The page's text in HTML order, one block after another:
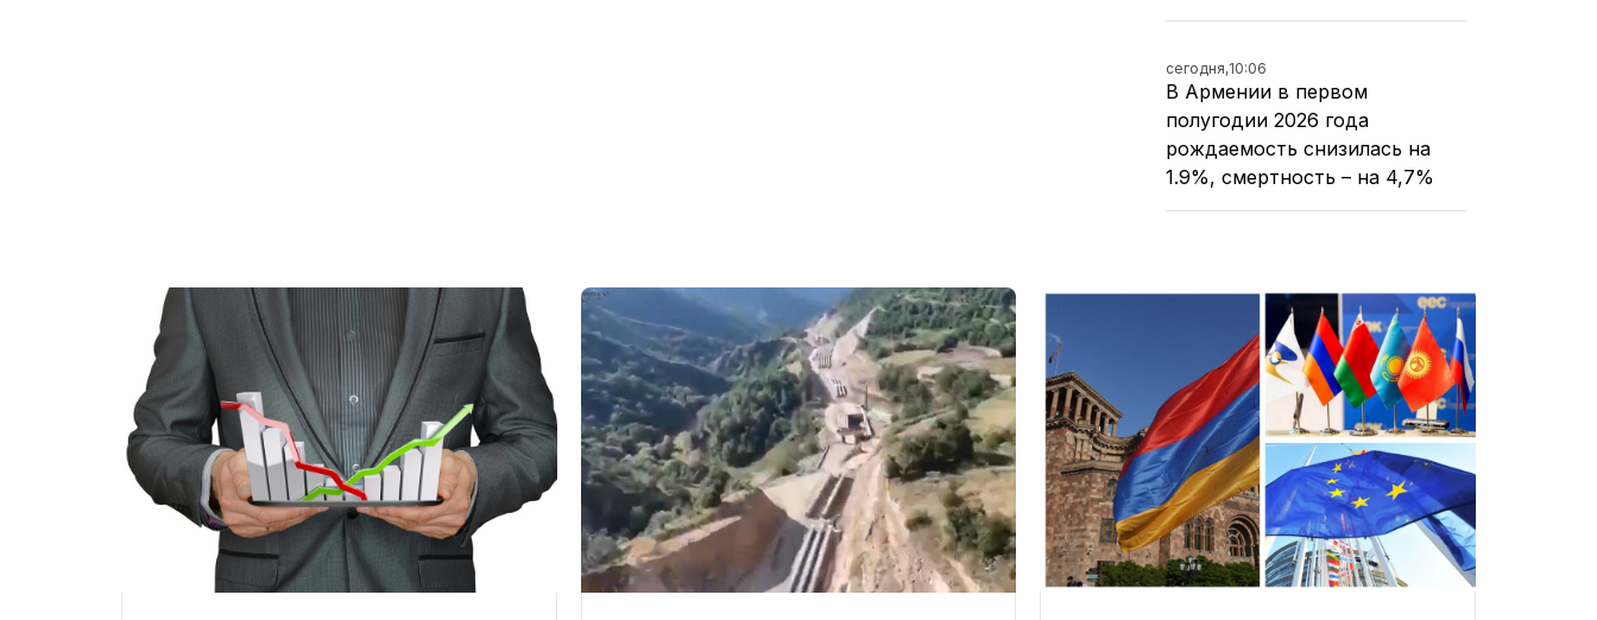
сегодня,10:06
В Армении в первом
полугодии 2026 года
рождаемость снизилась на
1.9%, смертность – на 4,7%